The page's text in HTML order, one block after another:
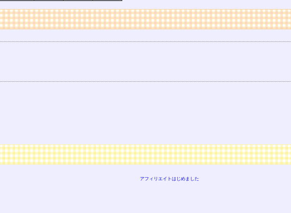
アフィリエイトはじめました